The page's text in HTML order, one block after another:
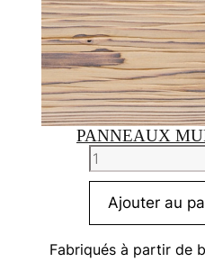
PANNEAUX
quantité
de
Panneaux
muraux
Chalet
Ajouter au
Fabriqués à partir de